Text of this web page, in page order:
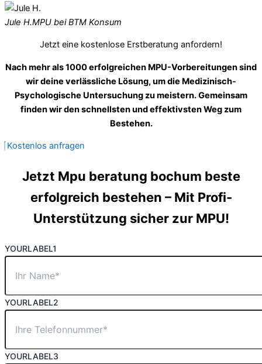
Jule H.MPU bei BTM Konsum
Jetzt eine kostenlose Erstberatung anfordern!
Nach mehr als 1000 erfolgreichen MPU-Vorbereitungen sind
wir deine verlässliche Lösung, um die Medizinisch-
Psychologische Untersuchung zu meistern. Gemeinsam
finden wir den schnellsten und effektivsten Weg zum
Bestehen.
Kostenlos anfragen
Jetzt Mpu beratung bochum beste
erfolgreich bestehen – Mit Profi-
Unterstützung sicher zur MPU!
YOURLABEL1
YOURLABEL2
YOURLABEL3